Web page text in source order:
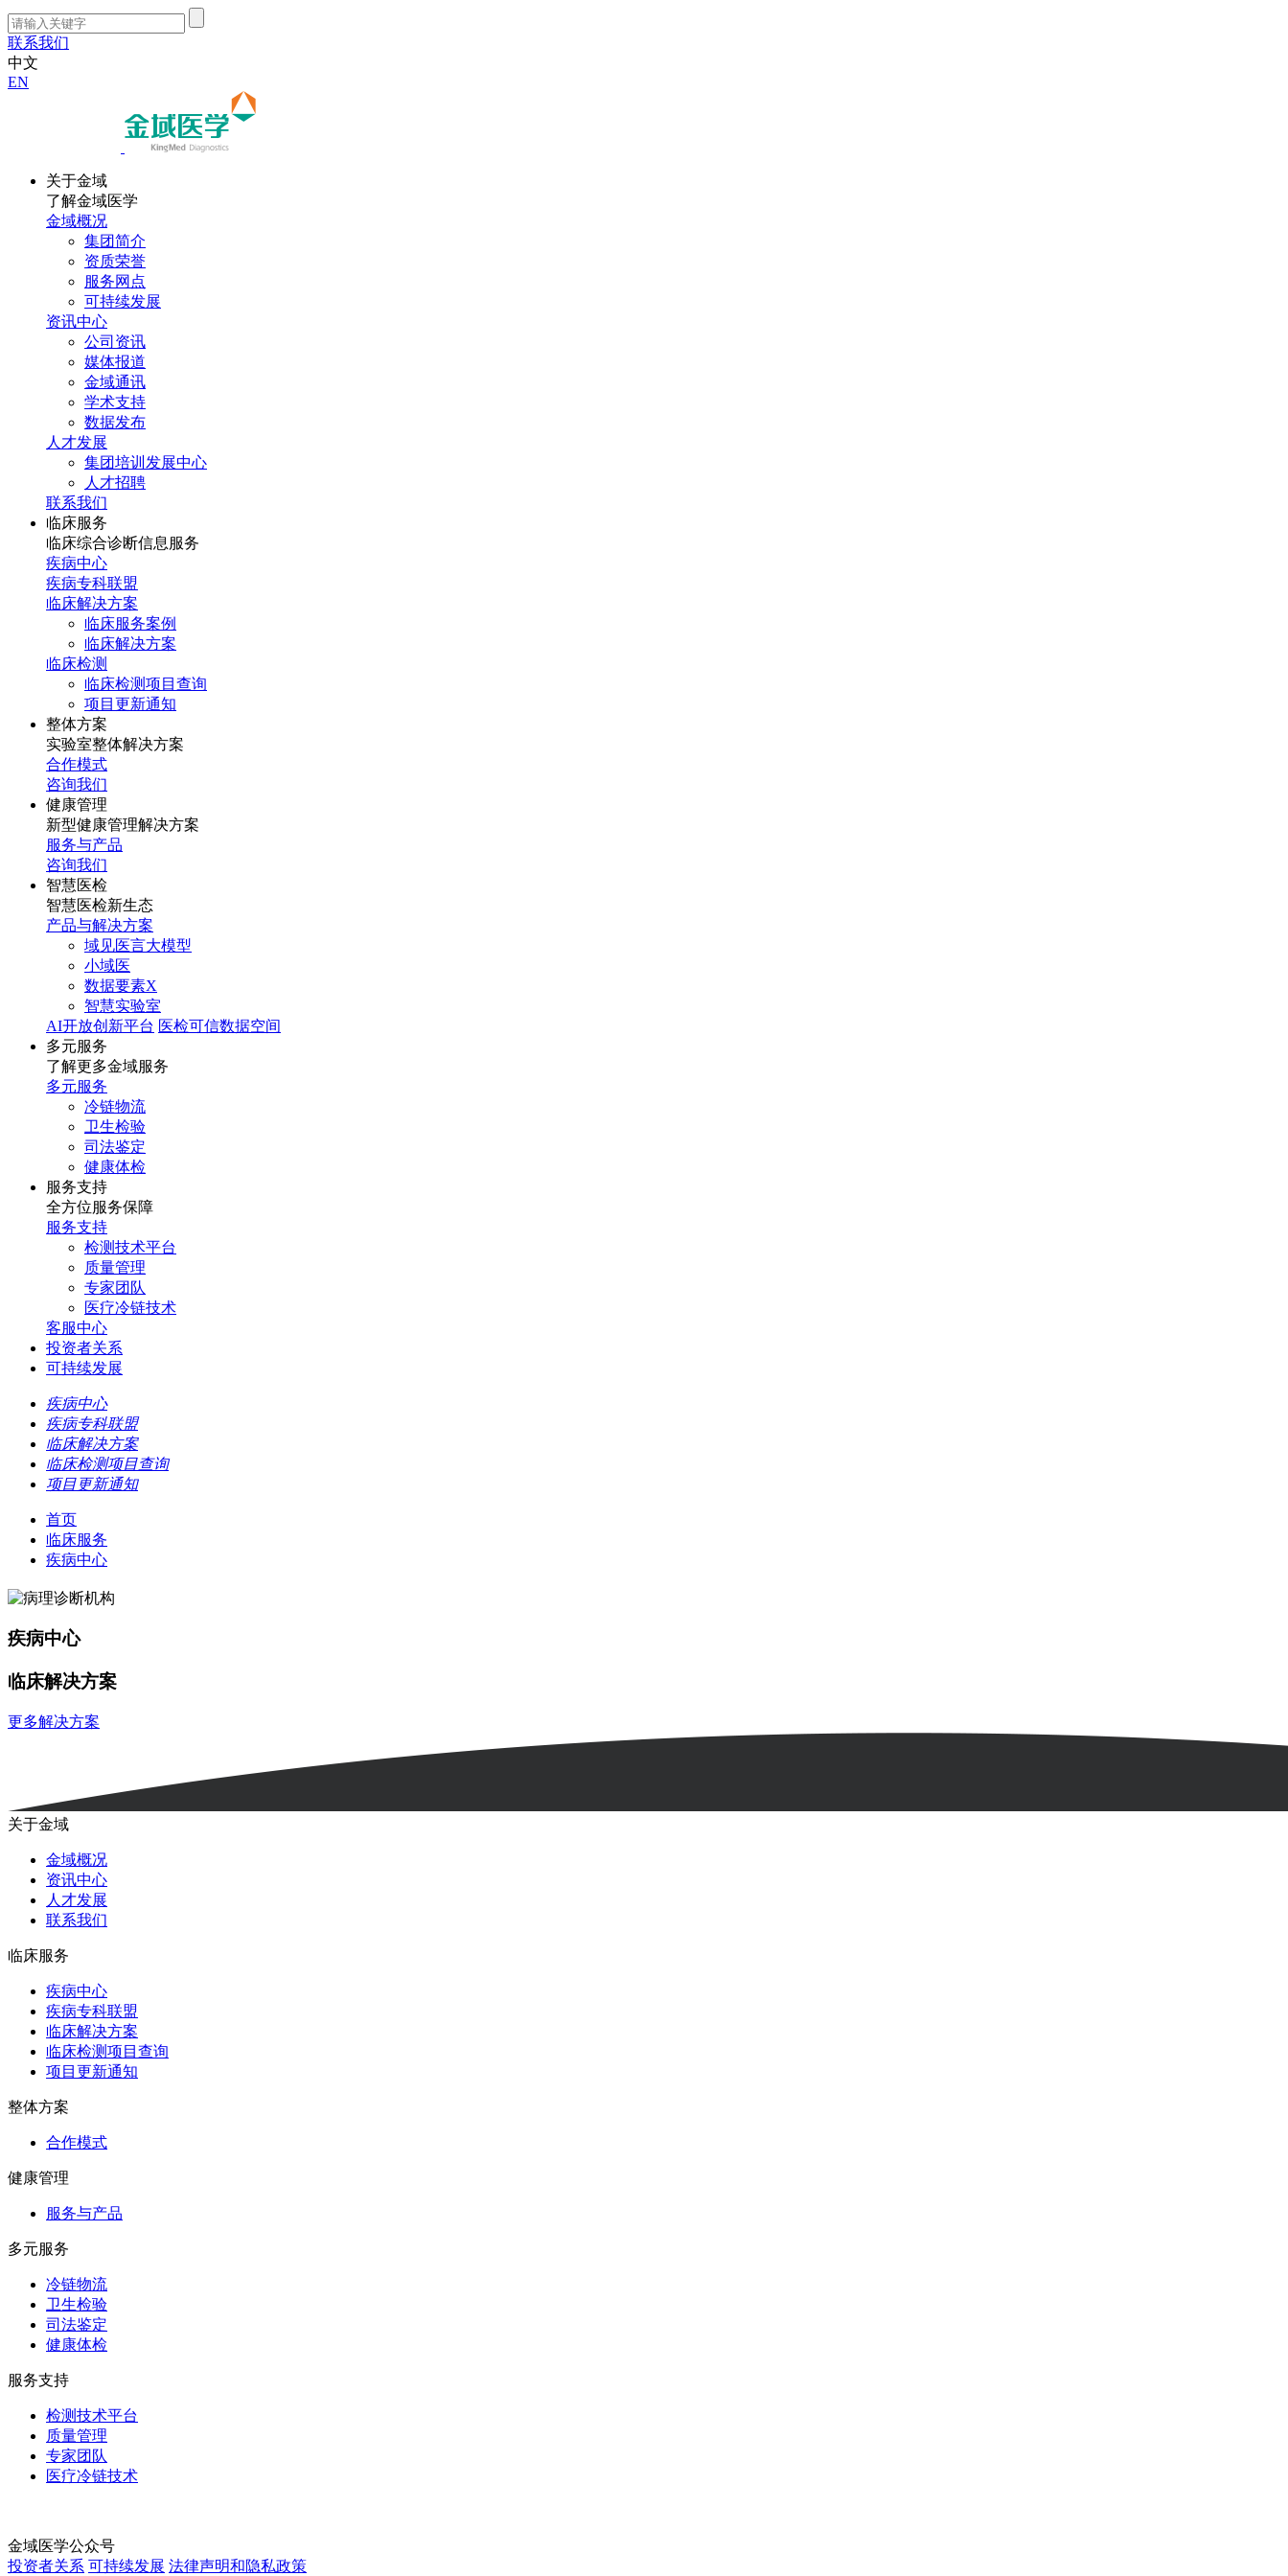
联系我们
中文
EN
关于金域
了解金域医学
金域概况
集团简介
资质荣誉
服务网点
可持续发展
资讯中心
公司资讯
媒体报道
金域通讯
学术支持
数据发布
人才发展
集团培训发展中心
人才招聘
联系我们
临床服务
临床综合诊断信息服务
疾病中心
疾病专科联盟
临床解决方案
临床服务案例
临床解决方案
临床检测
临床检测项目查询
项目更新通知
整体方案
实验室整体解决方案
合作模式
咨询我们
健康管理
新型健康管理解决方案
服务与产品
咨询我们
智慧医检
智慧医检新生态
产品与解决方案
域见医言大模型
小域医
数据要素X
智慧实验室
AI开放创新平台 医检可信数据空间
多元服务
了解更多金域服务
多元服务
冷链物流
卫生检验
司法鉴定
健康体检
服务支持
全方位服务保障
服务支持
检测技术平台
质量管理
专家团队
医疗冷链技术
客服中心
投资者关系
可持续发展
疾病中心
疾病专科联盟
临床解决方案
临床检测项目查询
项目更新通知
首页
临床服务
疾病中心
疾病中心
临床解决方案
更多解决方案
关于金域
金域概况
资讯中心
人才发展
联系我们
临床服务
疾病中心
疾病专科联盟
临床解决方案
临床检测项目查询
项目更新通知
整体方案
合作模式
健康管理
服务与产品
多元服务
冷链物流
卫生检验
司法鉴定
健康体检
服务支持
检测技术平台
质量管理
专家团队
医疗冷链技术
金域医学公众号
投资者关系 可持续发展 法律声明和隐私政策